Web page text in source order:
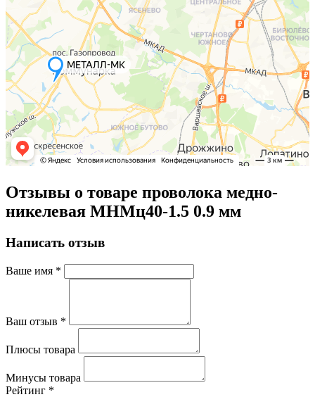
Отзывы о товаре проволока медно-
никелевая МНМц40-1.5 0.9 мм
Написать отзыв
Ваше имя *
Ваш отзыв *
Плюсы товара
Минусы товара
Рейтинг *